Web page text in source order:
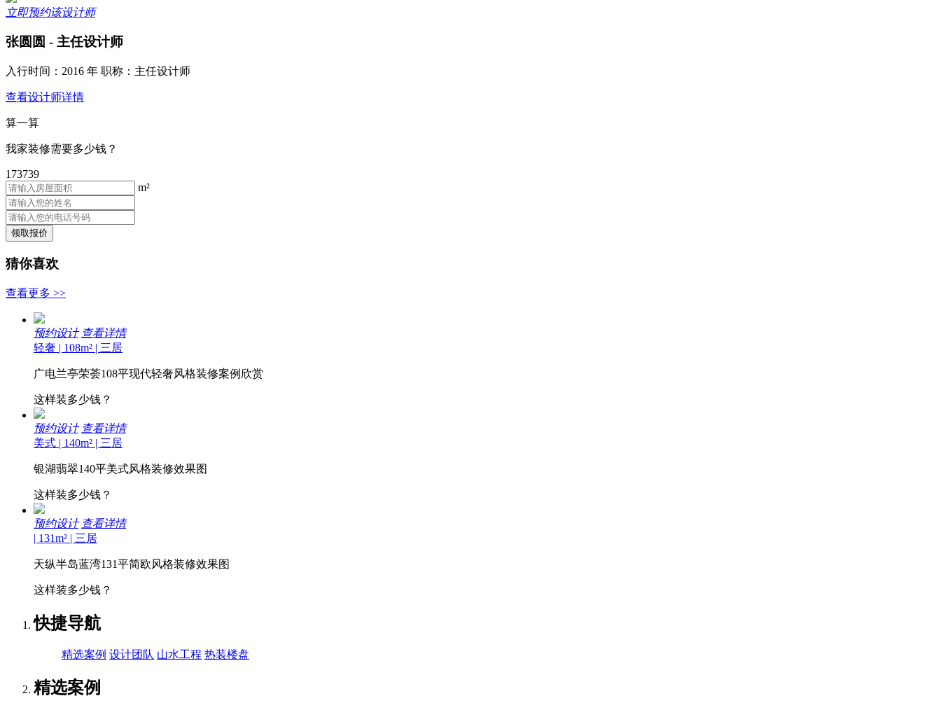
立即预约该设计师
张圆圆 - 主任设计师
入行时间：2016 年 职称：主任设计师
查看设计师详情
算一算
我家装修需要多少钱？
173739
m²
猜你喜欢
查看更多 >>
预约设计 查看详情
轻奢 | 108m² | 三居
广电兰亭荣荟108平现代轻奢风格装修案例欣赏
这样装多少钱？
预约设计 查看详情
美式 | 140m² | 三居
银湖翡翠140平美式风格装修效果图
这样装多少钱？
预约设计 查看详情
| 131m² | 三居
天纵半岛蓝湾131平简欧风格装修效果图
这样装多少钱？
快捷导航
精选案例 设计团队 山水工程 热装楼盘
精选案例